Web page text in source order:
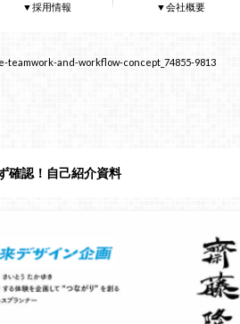
▼採用情報 ▼会社概要
and-workflow-concept_74855-9813
確認！自己紹介資料